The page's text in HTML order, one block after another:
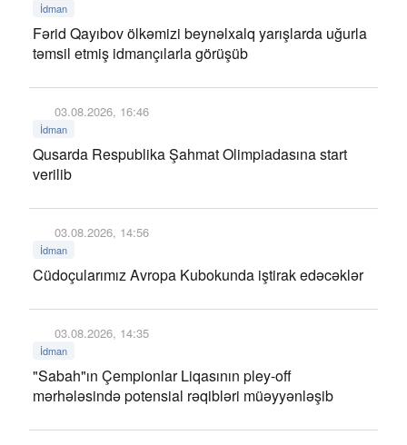
İdman
Fərid Qayıbov ölkəmizi beynəlxalq yarışlarda uğurla
təmsil etmiş idmançılarla görüşüb
03.08.2026, 16:46
İdman
Qusarda Respublika Şahmat Olimpiadasına start
verilib
03.08.2026, 14:56
İdman
Cüdoçularımız Avropa Kubokunda iştirak edəcəklər
03.08.2026, 14:35
İdman
"Sabah"ın Çempionlar Liqasının pley-off
mərhələsində potensial rəqibləri müəyyənləşib